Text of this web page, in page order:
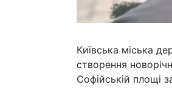
Київська міська
створення
Софійській площі